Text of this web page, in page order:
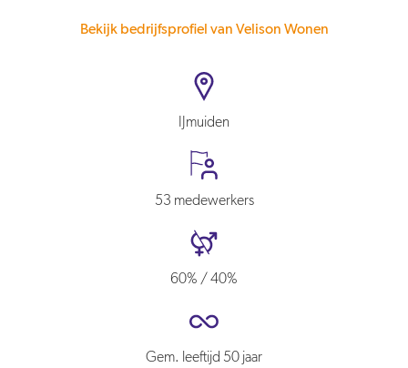
Bekijk bedrijfsprofiel van Velison Wonen
IJmuiden
53 medewerkers
60% / 40%
Gem. leeftijd 50 jaar